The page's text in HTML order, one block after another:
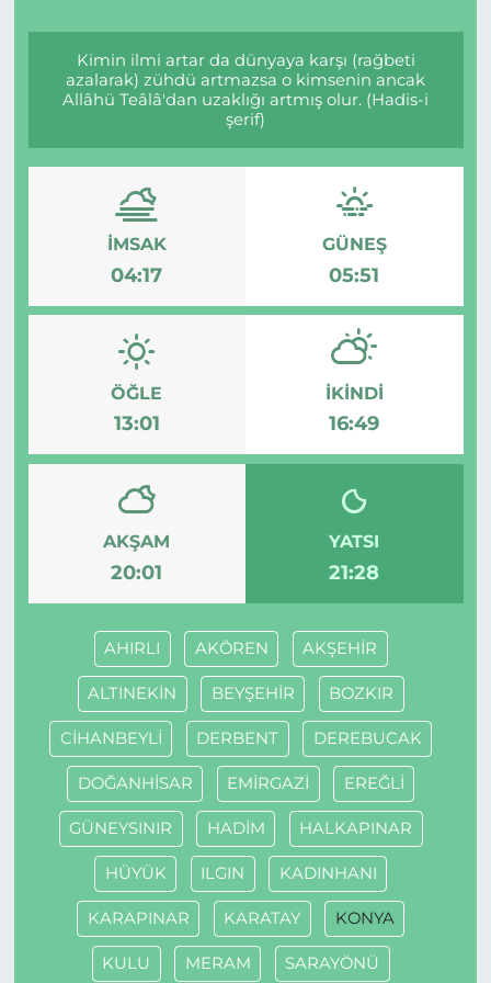
Kimin ilmi artar da dünyaya karşı (rağbeti
azalarak) zühdü artmazsa o kimsenin ancak
Allâhü Teâlâ'dan uzaklığı artmış olur. (Hadis-i
şerif)
İMSAK
04:17
GÜNEŞ
05:51
ÖĞLE
13:01
İKINDI
16:49
AKŞAM
20:01
YATSI
21:28
AHIRLI AKÖREN AKŞEHİR
ALTINEKİN BEYŞEHİR BOZKIR
CİHANBEYLİ DERBENT DEREBUCAK
DOĞANHİSAR EMİRGAZİ EREĞLİ
GÜNEYSINIR HADİM HALKAPINAR
HÜYÜK ILGIN KADINHANI
KARAPINAR KARATAY KONYA
KULU MERAM SARAYÖNÜ